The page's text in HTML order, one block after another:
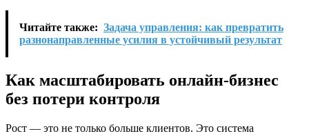
Читайте также: Задача управления: как превратить
разнонаправленные усилия в устойчивый результат
Как масштабировать онлайн-бизнес
без потери контроля
Рост — это не только больше клиентов. Это система